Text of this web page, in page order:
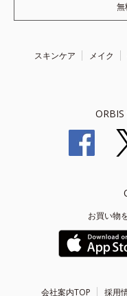
無
スキンケア メイク
ORBIS
お買い物
会社案内TOP 採用